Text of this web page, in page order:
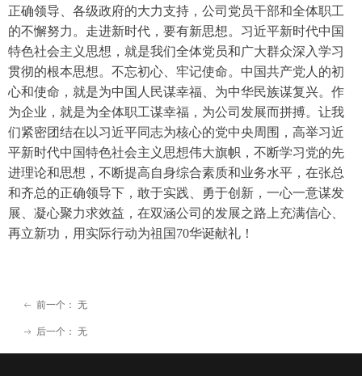
正确领导、各级政府的大力支持，公司党员干部和全体职工
的不懈努力。走进新时代，要有新思想。习近平新时代中国
特色社会主义思想，就是我们全体党员和广大群众深入学习
贯彻的根本思想。不忘初心、牢记使命。中国共产党人的初
心和使命，就是为中国人民谋幸福、为中华民族谋复兴。作
为企业，就是为全体职工谋幸福，为公司发展而拼搏。让我
们紧密团结在以习近平同志为核心的党中央周围，高举习近
平新时代中国特色社会主义思想伟大旗帜，不断学习党的先
进理论和思想，不断提高自身综合素质和业务水平，在张总
和齐总的正确领导下，敢于实践、勇于创新，一心一意谋发
展、凝心聚力求效益，在双涵公司的发展之路上充满信心、
再立新功，用实际行动为祖国70华诞献礼！
ꂃ 前一个： 无
ꁹ 后一个： 无